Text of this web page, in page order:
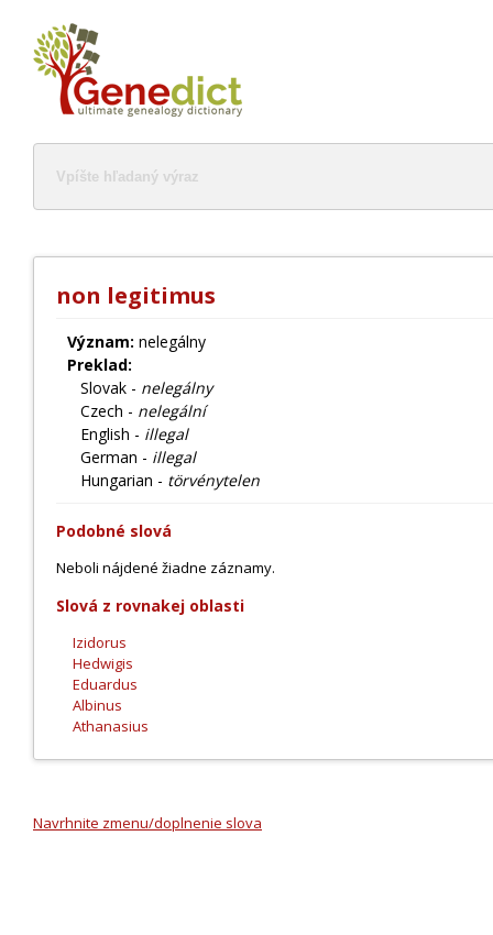
non legitimus
Význam: nelegálny
Preklad:
Slovak - nelegálny
Czech - nelegální
English - illegal
German - illegal
Hungarian - törvénytelen
Podobné slová
Neboli nájdené žiadne záznamy.
Slová z rovnakej oblasti
Izidorus
Hedwigis
Eduardus
Albinus
Athanasius
Navrhnite zmenu/doplnenie slova